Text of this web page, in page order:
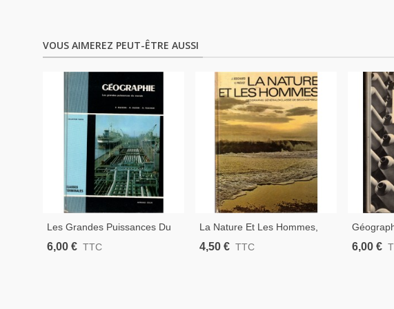
VOUS AIMEREZ PEUT-ÊTRE AUSSI
Les Grandes Puissances Du
Monde, Classe Terminale,
6,00 € TTC
La Nature Et Les Hommes,
Géographie Générale, Classe
4,50 € TTC 6,00 €